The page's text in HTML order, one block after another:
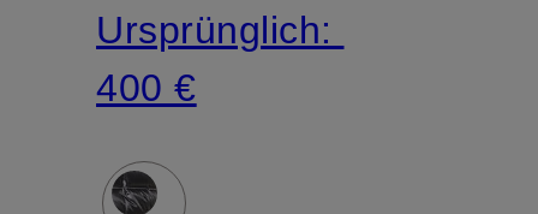
Ursprünglich:
400 €